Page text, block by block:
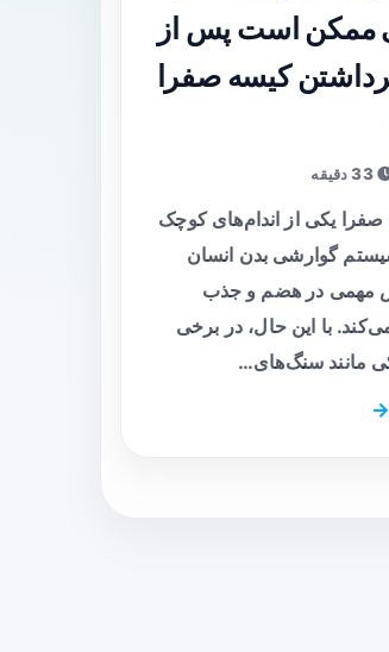
ممکن است پس از
کیسه صفرا
33 دقیقه
یکی از اندام‌های کوچک
گوارشی بدن انسان
مهمی در هضم و جذب
با این حال، در برخی
مانند سنگ‌های…